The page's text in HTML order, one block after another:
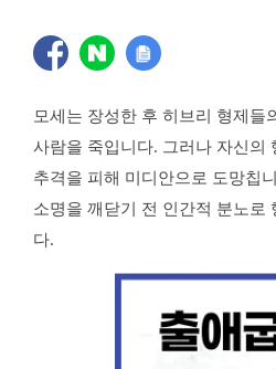
모세는 장성한 후 히브리 형제들
사람을 죽입니다. 그러나 자신의
추격을 피해 미디안으로 도망칩
소명을 깨닫기 전 인간적 분노로
다.